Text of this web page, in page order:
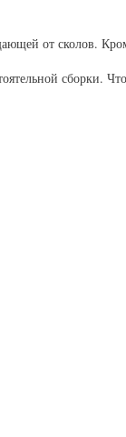
от сколов.
сборки.